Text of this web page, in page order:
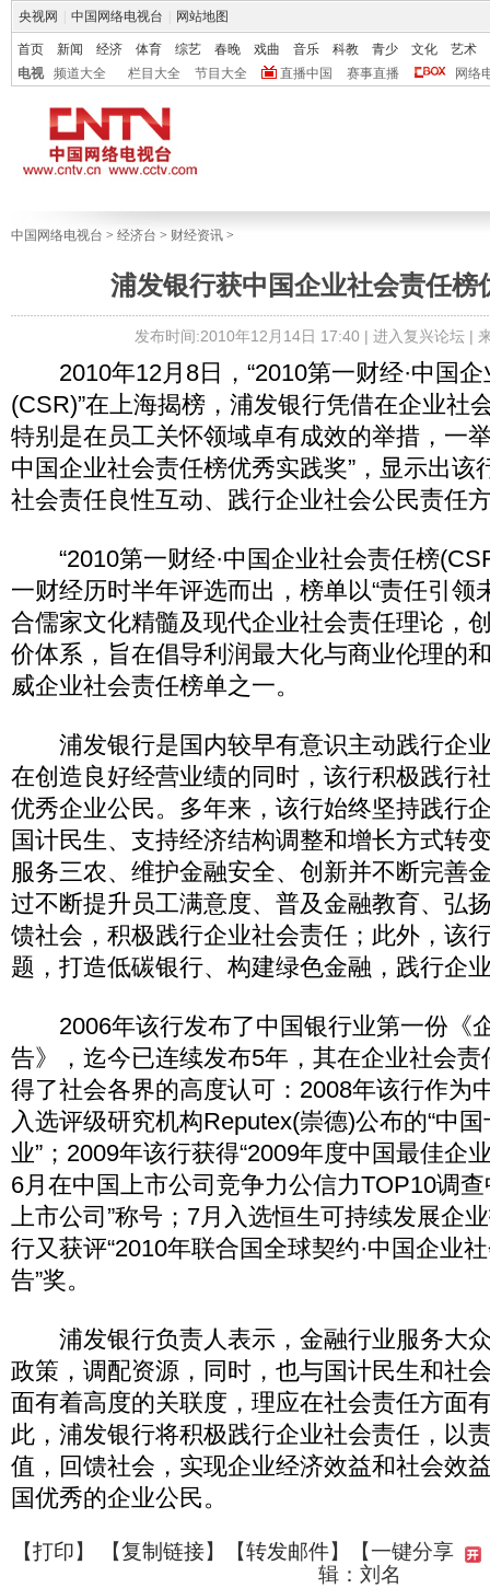
央视网 中国网络电视台 网站地图
首页 新闻 经济 体育 综艺 春晚 戏曲 音乐 科教 青少 文化
艺术
电视
频道大全 栏目大全 节目大全 直播中国 赛事直播 网络
中国网络电视台 > 经济台 > 财经资讯 >
浦发银行获中国企业社会责任榜
发布时间:2010年12月14日 17:40 | 进入复兴论坛|
2010年12月8日，“2010第一财经·中国企
(CSR)”在上海揭榜，浦发银行凭借在企业社
特别是在员工关怀领域卓有成效的举措，一
中国企业社会责任榜优秀实践奖”，显示出该
社会责任良性互动、践行企业社会公民责任
“2010第一财经·中国企业社会责任榜
一财经历时半年评选而出，榜单以“责任引领
合儒家文化精髓及现代企业社会责任理论，
价体系，旨在倡导利润最大化与商业伦理的
威企业社会责任榜单之一。
浦发银行是国内较早有意识主动践行企
在创造良好经营业绩的同时，该行积极践行
优秀企业公民。多年来，该行始终坚持践行
国计民生、支持经济结构调整和增长方式转
服务三农、维护金融安全、创新并不断完善
过不断提升员工满意度、普及金融教育、弘
馈社会，积极践行企业社会责任；此外，该
题，打造低碳银行、构建绿色金融，践行企
2006年该行发布了中国银行业第一份《
告》，迄今已连续发布5年，其在企业社会
得了社会各界的高度认可：2008年该行作为
入选评级研究机构Reputex(崇德)公布的“中
业”；2009年该行获得“2009年度中国最佳企
6月在中国上市公司竞争力公信力TOP10调
上市公司”称号；7月入选恒生可持续发展企
行又获评“2010年联合国全球契约·中国企业
告”奖。
浦发银行负责人表示，金融行业服务大
政策，调配资源，同时，也与国计民生和社
面有着高度的关联度，理应在社会责任方面
此，浦发银行将积极践行企业社会责任，以
值，回馈社会，实现企业经济效益和社会效
国优秀的企业公民。
【打印】 【复制链接】【转发邮件】
【一键分享
辑：刘名